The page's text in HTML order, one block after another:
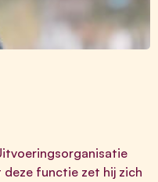
deze functie zet hij zich